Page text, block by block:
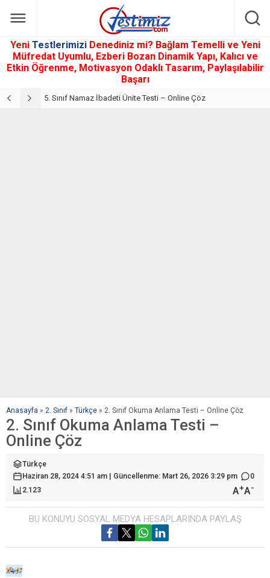
Yeni Testlerimizi Denediniz mi? Bağlam Temelli ve Yeni
Müfredat Uyumlu, Ezberi Bozan Dinamik Yapı, Kalıcı ve
Etkin Öğrenme, Motivasyon Odaklı Tasarım, Paylaşılabilir
Başarı
5. Sınıf Namaz İbadeti Ünite Testi – Online Çöz
Anasayfa » 2. Sınıf » Türkçe » 2. Sınıf Okuma Anlama Testi – Online Çöz
2. Sınıf Okuma Anlama Testi –
Online Çöz
Türkçe
Haziran 28, 2024 4:51 am | Güncellenme: Mart 26, 2026 3:29 pm
0
2.123
A+A-
BU KONUYU SOSYAL MEDYA HESAPLARINDA PAYLAŞ